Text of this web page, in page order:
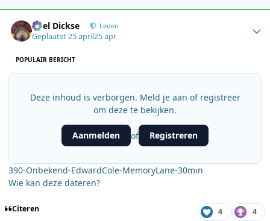
Roel Dickse Leden
Geplaatst25 april25 apr
POPULAIR BERICHT
Deze inhoud is verborgen. Meld je aan of registreer
om deze te bekijken.
Aanmelden of Registreren
390-Onbekend-EdwardCole-MemoryLane-30min
Wie kan deze dateren?
Citeren 4 4